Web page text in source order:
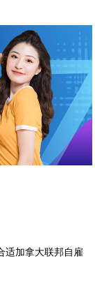
适加拿大联邦自雇